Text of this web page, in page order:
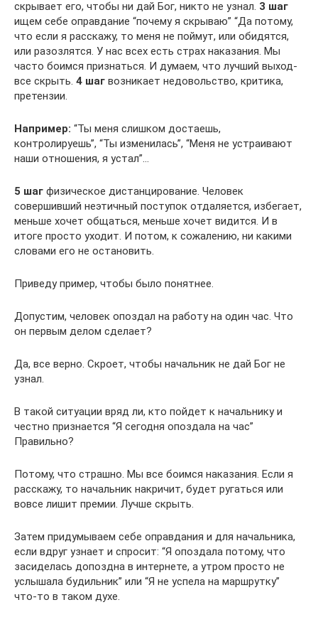
скрывает его, чтобы ни дай Бог, никто не узнал. 3 шаг
ищем себе оправдание “почему я скрываю” “Да потому,
что если я расскажу, то меня не поймут, или обидятся,
или разозлятся. У нас всех есть страх наказания. Мы
часто боимся признаться. И думаем, что лучший выход-
все скрыть. 4 шаг возникает недовольство, критика,
претензии.
Например: “Ты меня слишком достаешь,
контролируешь”, “Ты изменилась”, “Меня не устраивают
наши отношения, я устал”…
5 шаг физическое дистанцирование. Человек
совершивший неэтичный поступок отдаляется, избегает,
меньше хочет общаться, меньше хочет видится. И в
итоге просто уходит. И потом, к сожалению, ни какими
словами его не остановить.
Приведу пример, чтобы было понятнее.
Допустим, человек опоздал на работу на один час. Что
он первым делом сделает?
Да, все верно. Скроет, чтобы начальник не дай Бог не
узнал.
В такой ситуации вряд ли, кто пойдет к начальнику и
честно признается “Я сегодня опоздала на час”
Правильно?
Потому, что страшно. Мы все боимся наказания. Если я
расскажу, то начальник накричит, будет ругаться или
вовсе лишит премии. Лучше скрыть.
Затем придумываем себе оправдания и для начальника,
если вдруг узнает и спросит: “Я опоздала потому, что
засиделась допоздна в интернете, а утром просто не
услышала будильник” или “Я не успела на маршрутку”
что-то в таком духе.